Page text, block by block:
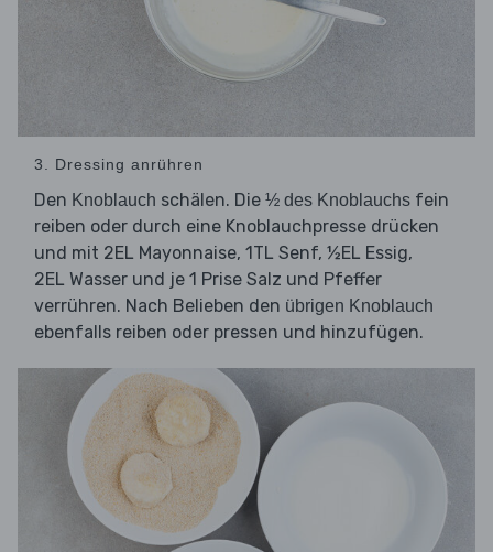
3. Dressing anrühren
Den Knoblauch schälen. Die ½ des Knoblauchs fein
reiben oder durch eine Knoblauchpresse drücken
und mit 2EL Mayonnaise, 1TL Senf, ½EL Essig,
2EL Wasser und je 1 Prise Salz und Pfeffer
verrühren. Nach Belieben den übrigen Knoblauch
ebenfalls reiben oder pressen und hinzufügen.